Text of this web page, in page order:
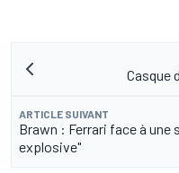
Casque
ARTICLE SUIVANT
Brawn : Ferrari face à
explosive"